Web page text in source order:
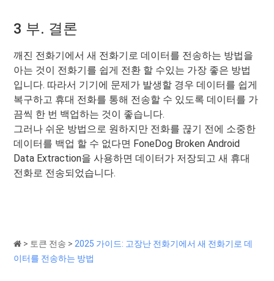
3 부. 결론
깨진 전화기에서 새 전화기로 데이터를 전송하는 방법을
아는 것이 전화기를 쉽게 전환 할 수있는 가장 좋은 방법
입니다. 따라서 기기에 문제가 발생할 경우 데이터를 쉽게
복구하고 휴대 전화를 통해 전송할 수 있도록 데이터를 가
끔씩 한 번 백업하는 것이 좋습니다.
그러나 쉬운 방법으로 원하지만 전화를 끊기 전에 소중한
데이터를 백업 할 수 없다면 FoneDog Broken Android
Data Extraction을 사용하면 데이터가 저장되고 새 휴대
전화로 전송되었습니다.
> 토큰 전송 > 2025 가이드: 고장난 전화기에서 새 전화기로 데
이터를 전송하는 방법